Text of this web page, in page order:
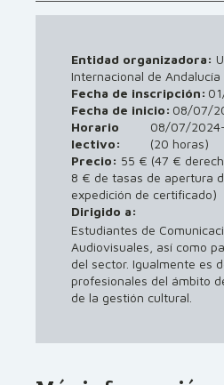
Entidad organizadora:
Internacional de Andalucía
Fecha de inscripción:
Fecha de inicio: 08/07/
Horario
lectivo:
08/07/
(20 horas)
Precio: 55 € (47 €
8 € de tasas de apertura
expedición de certificado)
Dirigido a:
Estudiantes de
Audiovisuales, así como
del sector. Igualmente es
profesionales del ámbito
de la gestión cultural.